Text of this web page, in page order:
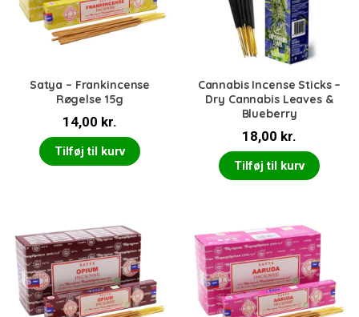
Satya – Frankincense
Røgelse 15g
14,00 kr.
Tilføj til kurv
Cannabis Incense Sticks –
Dry Cannabis Leaves &
Blueberry
18,00 kr.
Tilføj til kurv